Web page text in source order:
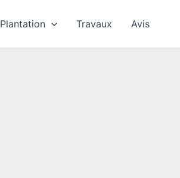
Plantation Travaux Avis